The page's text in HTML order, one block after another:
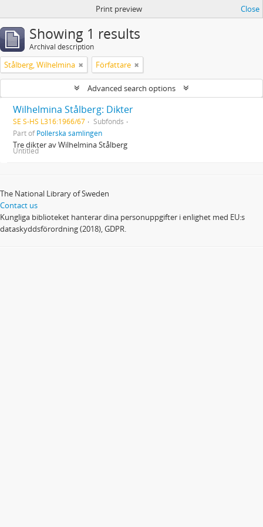
Print preview Close
Showing 1 results
Archival description
Stålberg, Wilhelmina Författare
Advanced search options
Wilhelmina Stålberg: Dikter
SE S-HS L316:1966/67
Subfonds
Part ofPollerska samlingen
Tre dikter av Wilhelmina Stålberg
Untitled
The National Library of Sweden
Contact us
Kungliga biblioteket hanterar dina personuppgifter i enlighet med EU:s
dataskyddsförordning (2018), GDPR.